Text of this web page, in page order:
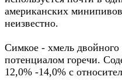
американских
неизвестно.
Симкое - хмель
потенциалом горечи.
12,0% -14,0% с